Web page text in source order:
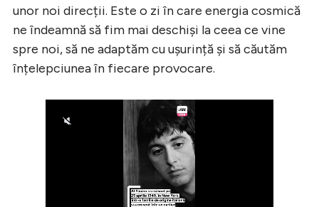
unor noi direcții. Este o zi în care energia cosmică
ne îndeamnă să fim mai deschiși la ceea ce vine
spre noi, să ne adaptăm cu ușurință și să căutăm
înțelepciunea în fiecare provocare.